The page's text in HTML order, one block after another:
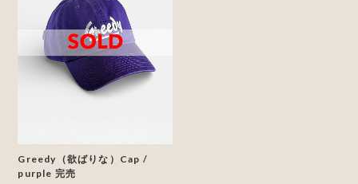
Greedy（欲ばりな）Cap /
purple 完売